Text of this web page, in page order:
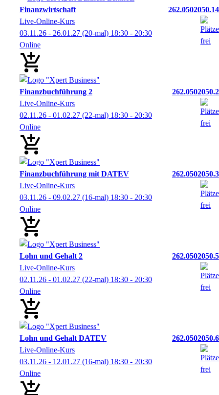
Finanzwirtschaft
262.0502050.14
Live-Online-Kurs
03.11.26 - 26.01.27 (20-mal) 18:30 - 20:30
Online
Finanzbuchführung 2
262.0502050.2
Live-Online-Kurs
02.11.26 - 01.02.27 (22-mal) 18:30 - 20:30
Online
Finanzbuchführung mit DATEV
262.0502050.3
Live-Online-Kurs
03.11.26 - 09.02.27 (16-mal) 18:30 - 20:30
Online
Lohn und Gehalt 2
262.0502050.5
Live-Online-Kurs
02.11.26 - 01.02.27 (22-mal) 18:30 - 20:30
Online
Lohn und Gehalt DATEV
262.0502050.6
Live-Online-Kurs
03.11.26 - 12.01.27 (16-mal) 18:30 - 20:30
Online